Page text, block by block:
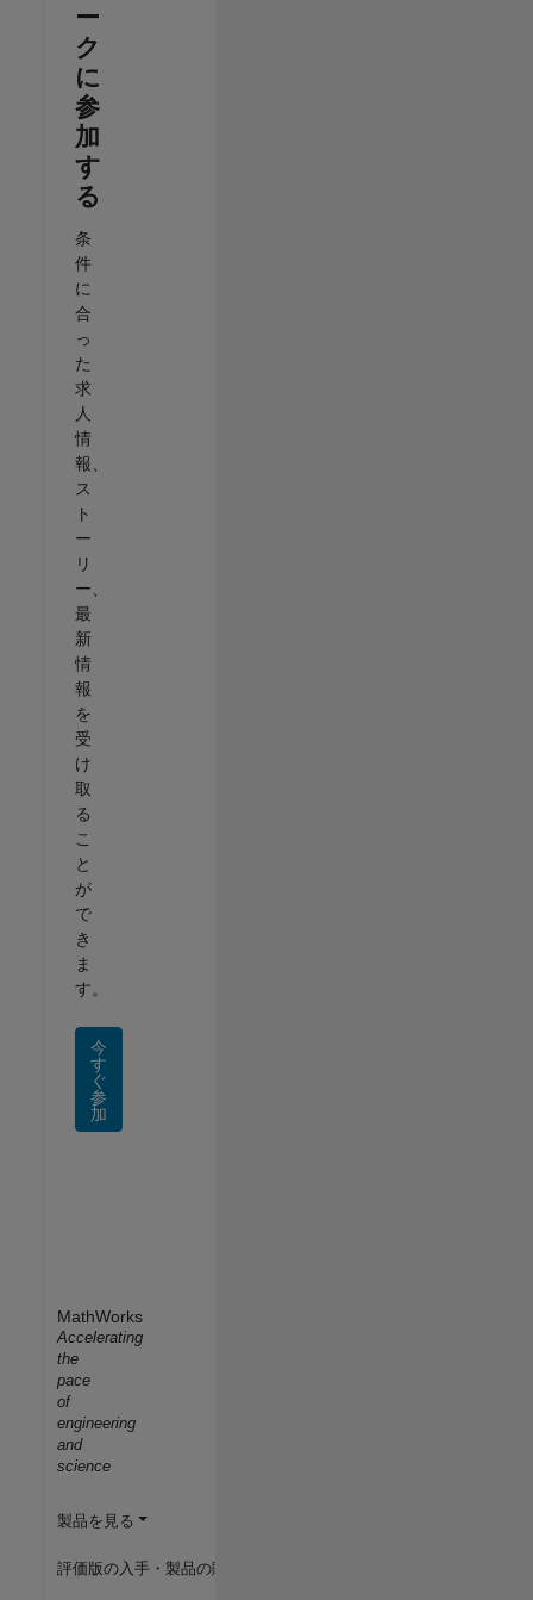
ー
ク
に
参
加
す
る
条
件
に
合
っ
た
求
人
情
報、
ス
ト
ー
リ
ー、
最
新
情
報
を
受
け
取
る
こ
と
が
で
き
ま
す。
今
す
ぐ
参
加
MathWorks
Accelerating
the
pace
of
engineering
and
science
製品を見る
評価版の入手・製品の購入